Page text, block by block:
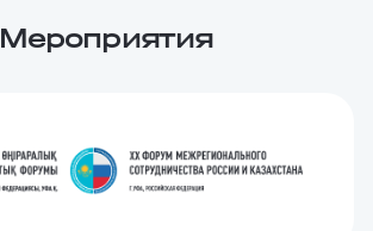
Мероприятия